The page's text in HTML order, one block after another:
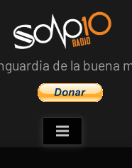
de la buena